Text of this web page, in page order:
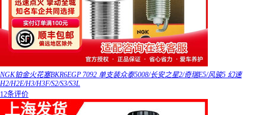
NGK铂金火花塞BKR6EGP 7092 单支装众泰5008/长安之星2/奇瑞E5/风骏5 幻速
H2/H2E/H3/H3F/S2/S3/S3L
12条评价